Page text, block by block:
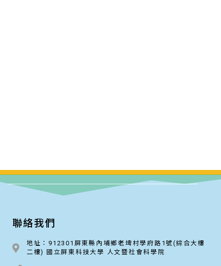
聯絡我們
地址：912301屏東縣內埔鄉老埤村學府路1號(綜合大樓
二樓) 國立屏東科技大學 人文暨社會科學院